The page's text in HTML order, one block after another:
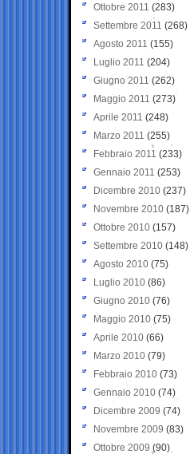
Ottobre 2011 (283)
Settembre 2011 (268)
Agosto 2011 (155)
Luglio 2011 (204)
Giugno 2011 (262)
Maggio 2011 (273)
Aprile 2011 (248)
Marzo 2011 (255)
Febbraio 2011 (233)
Gennaio 2011 (253)
Dicembre 2010 (237)
Novembre 2010 (187)
Ottobre 2010 (157)
Settembre 2010 (148)
Agosto 2010 (75)
Luglio 2010 (86)
Giugno 2010 (76)
Maggio 2010 (75)
Aprile 2010 (66)
Marzo 2010 (79)
Febbraio 2010 (73)
Gennaio 2010 (74)
Dicembre 2009 (74)
Novembre 2009 (83)
Ottobre 2009 (90)